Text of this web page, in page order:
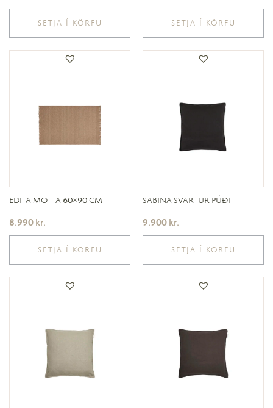
SETJA Í KÖRFU SETJA Í KÖRFU
EDITA MOTTA 60×90 CM
8.990 kr.
SETJA Í KÖRFU
SABINA SVARTUR PÚÐI
9.900 kr.
SETJA Í KÖRFU